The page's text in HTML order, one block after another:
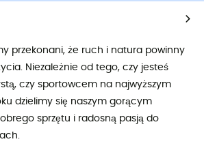
przekonani, że ruch i natura powinny
Niezależnie od tego, czy jesteś
czy sportowcem na najwyższym
dzielimy się naszym gorącym
sprzętu i radosną pasją do